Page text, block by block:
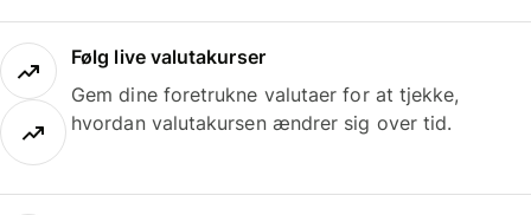
Følg live valutakurser
Gem dine foretrukne valutaer for at tjekke,
hvordan valutakursen ændrer sig over tid.